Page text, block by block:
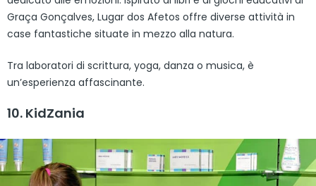
Graça Gonçalves, Lugar dos Afetos offre diverse attività in
case fantastiche situate in mezzo alla natura.
Tra laboratori di scrittura, yoga, danza o musica, è
un’esperienza affascinante.
10. KidZania